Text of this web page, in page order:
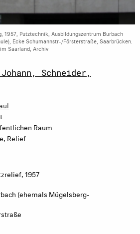
1957, Putztechnik, Ausbildungszentrum Burbach
Ecke Schumannstr-/Försterstraße, Saarbrücken.
Saarland, Archiv
Schneider,
Raum
Relief
1957
(ehemals Mügelsberg-